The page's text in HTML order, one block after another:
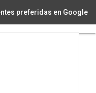
preferidas en Google